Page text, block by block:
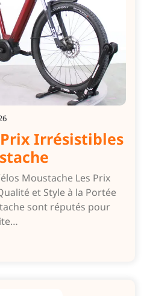
Irrésistibles
Moustache Les Prix
et Style à la Portée
sont réputés pour